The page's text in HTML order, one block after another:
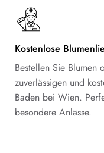
Kostenlose
Bestellen Sie Blumen
zuverlässigen und
Baden bei Wien.
besondere Anlässe.